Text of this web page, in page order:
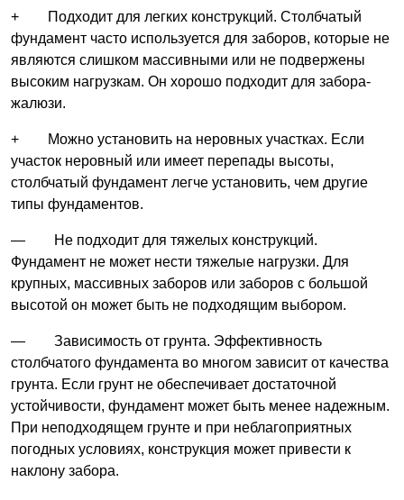
+ Подходит для легких конструкций. Столбчатый
фундамент часто используется для заборов, которые не
являются слишком массивными или не подвержены
высоким нагрузкам. Он хорошо подходит для забора-
жалюзи.
+ Можно установить на неровных участках. Если
участок неровный или имеет перепады высоты,
столбчатый фундамент легче установить, чем другие
типы фундаментов.
— Не подходит для тяжелых конструкций.
Фундамент не может нести тяжелые нагрузки. Для
крупных, массивных заборов или заборов с большой
высотой он может быть не подходящим выбором.
— Зависимость от грунта. Эффективность
столбчатого фундамента во многом зависит от качества
грунта. Если грунт не обеспечивает достаточной
устойчивости, фундамент может быть менее надежным.
При неподходящем грунте и при неблагоприятных
погодных условиях, конструкция может привести к
наклону забора.